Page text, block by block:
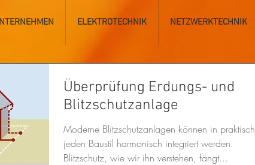
ELEKTROTECHNIK NETZWERKTECHNIK
Überprüfung Erdungs- und
Blitzschutzanlage
Moderne Blitzschutzanlagen können in praktisch
jeden Baustil harmonisch integriert werden.
Blitzschutz, wie wir ihn verstehen, fängt...